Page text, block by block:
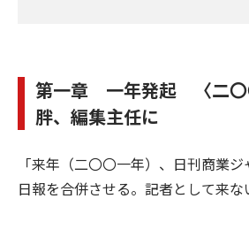
第一章 一年発起 〈二〇
胖、編集主任に
「来年（二〇〇一年）、日刊商業
日報を合併させる。記者として来な